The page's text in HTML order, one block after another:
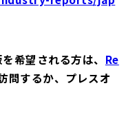
希望される方は、 Re
問するか、プレスオ